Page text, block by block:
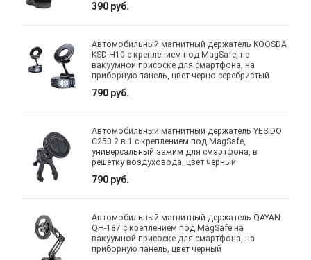
390 руб.
Автомобильный магнитный держатель KOOSDA
KSD-H10 с креплением под MagSafe, на
вакуумной присоске для смартфона, на
приборную панель, цвет черно серебристый
790 руб.
Автомобильный магнитный держатель YESIDO
C253 2 в 1 с креплением под MagSafe,
универсальный зажим для смартфона, в
решетку воздуховода, цвет черный
790 руб.
Автомобильный магнитный держатель QAYAN
QH-187 с креплением под MagSafe на
вакуумной присоске для смартфона, на
приборную панель, цвет черный